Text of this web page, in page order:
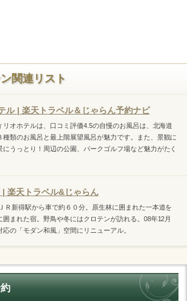
関連リスト
ル | 楽天トラベル＆じゃらん予約ナビ
オホテルは、口コミ評価4.5の自慢のお風呂は、北海道
類のお風呂と最上階展望風呂が魅力です。また、景観に
うっとり！周辺の公園、パークゴルフ場など魅力がたく
| 楽天トラベル&じゃらん
Ｒ新得駅から車で約６０分。原生林に囲まれた一本道を
まれた宿。野鳥や冬にはクロテンが訪れる。08年12月
の「モダン和風」空間にリニューアル。